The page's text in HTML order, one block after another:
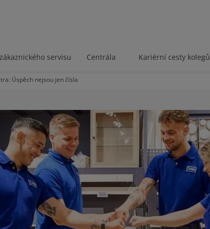
servisu Centrála Kariérní cesty kolegů
Úspěch nejsou jen čísla